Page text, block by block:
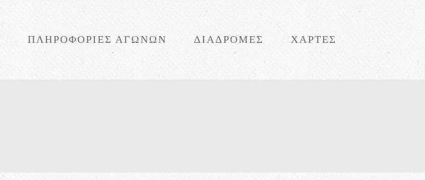
ΠΛΗΡΟΦΟΡΙΕΣ ΑΓΩΝΩΝ ΔΙΑΔΡΟΜΕΣ ΧΑΡΤΕΣ